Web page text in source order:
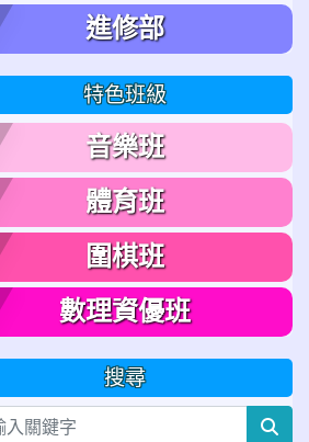
進修部
特色班級
音樂班
體育班
圍棋班
數理資優班
搜尋